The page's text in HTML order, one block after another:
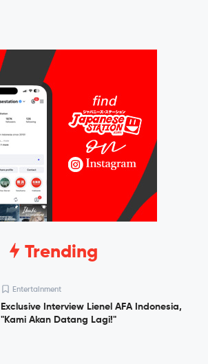
Trending
Entertainment
Exclusive Interview Lienel AFA Indonesia,
"Kami Akan Datang Lagi!"